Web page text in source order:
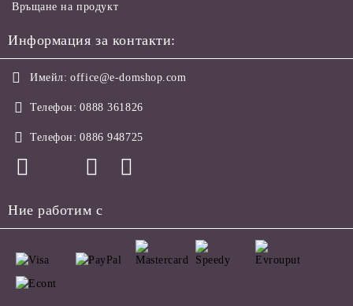
Връщане на продукт
Информация за контакти:
Имейл: office@e-domshop.com
Телефон: 0888 361826
Телефон: 0886 948725
Ние работим с